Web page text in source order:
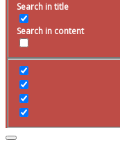
Search in title
Search in content